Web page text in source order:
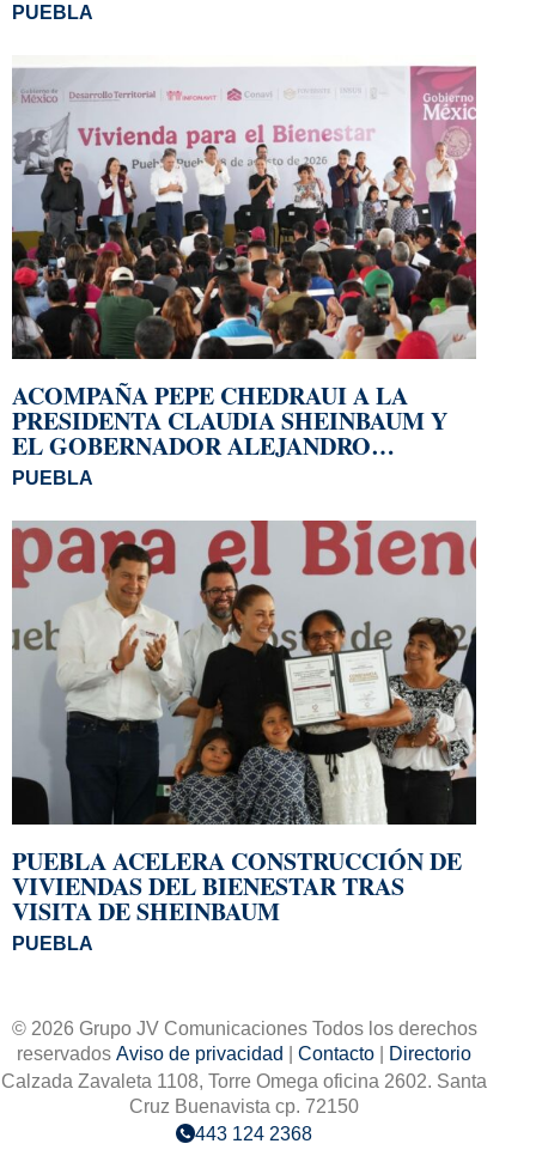
PUEBLA
ACOMPAÑA PEPE CHEDRAUI A LA
PRESIDENTA CLAUDIA SHEINBAUM Y
EL GOBERNADOR ALEJANDRO
ARMENTA A LA ENTREGA DE
VIVIENDAS EN LOMAS DE SAN MIGUEL
PUEBLA
PUEBLA ACELERA CONSTRUCCIÓN DE
VIVIENDAS DEL BIENESTAR TRAS
VISITA DE SHEINBAUM
PUEBLA
© 2026 Grupo JV Comunicaciones Todos los derechos
reservados Aviso de privacidad Contacto
Directorio
Calzada Zavaleta 1108, Torre Omega oficina 2602. Santa
Cruz Buenavista cp. 72150
443 124 2368